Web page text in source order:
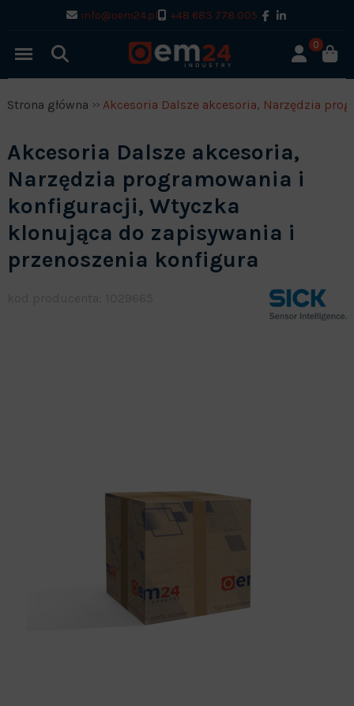
info@oem24.pl +48 683 778 005
0
Strona główna Akcesoria Dalsze akcesoria, Narzędzia
Akcesoria Dalsze akcesoria,
Narzędzia programowania i
konfiguracji, Wtyczka
klonująca do zapisywania i
przenoszenia konfigura